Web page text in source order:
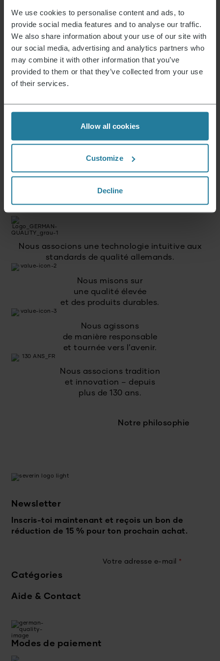
We use cookies to personalise content and ads, to
provide social media features and to analyse our traffic.
We also share information about your use of our site with
our social media, advertising and analytics partners who
may combine it with other information that you’ve
provided to them or that they’ve collected from your use
of their services.
Allow all cookies
Customize
Decline
préférence au réfrigérateur pendant la nuit).
Pour la vinaigrette, mélanger tous les
ingrédients.
Pour servir, retirer les steaks de la marinade
et les saupoudrer de graines de sésame.
Arroser la salade avec la vinaigrette et
servir les deux ensemble.
Premium pour tous.
vie accessible à tous.
Nous associons une technologie intuitive aux
standards de qualité allemands.
Nous misons sur
une qualité élevée
et des produits durables.
Nous agissons
de manière responsable
et tournée vers l’avenir.
Nous associons tradition
et innovation – depuis
plus de 130 ans.
Notre philosophie
Newsletter
Inscris-toi maintenant et reçois un bon de
réduction de 15 % pour ton prochain achat.
Votre adresse e-mail *
Catégories
Aide & Contact
Modes de paiement